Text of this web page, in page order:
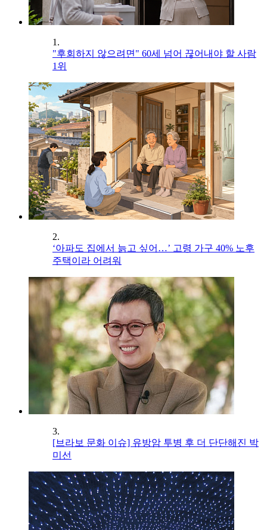
1.
"후회하지 않으려면" 60세 넘어 끊어내야 할 사람
1위
2.
‘아파도 집에서 늙고 싶어…’ 고령 가구 40% 노후
주택이라 어려워
3.
[브라보 문화 이슈] 유방암 투병 후 더 단단해진 박
미선